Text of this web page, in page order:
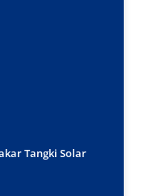
Tangki Solar